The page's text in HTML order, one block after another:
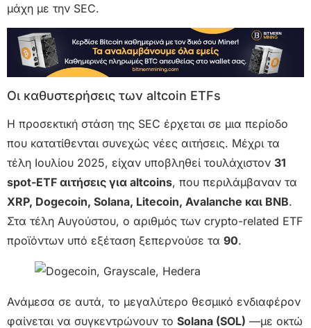
μάχη με την SEC.
Οι καθυστερήσεις των altcoin ETFs
Η προσεκτική στάση της SEC έρχεται σε μια περίοδο
που κατατίθενται συνεχώς νέες αιτήσεις. Μέχρι τα
τέλη Ιουλίου 2025, είχαν υποβληθεί τουλάχιστον 31
spot-ETF αιτήσεις για altcoins, που περιλάμβαναν τα
XRP, Dogecoin, Solana, Litecoin, Avalanche και BNB.
Στα τέλη Αυγούστου, ο αριθμός των crypto-related ETF
προϊόντων υπό εξέταση ξεπερνούσε τα 90.
Ανάμεσα σε αυτά, το μεγαλύτερο θεσμικό ενδιαφέρον
φαίνεται να συγκεντρώνουν το Solana (SOL) —με οκτώ